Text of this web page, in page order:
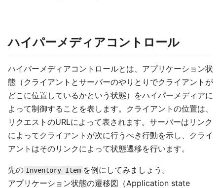
ハイパーメディアコントロール
ハイパーメディアコントロールとは、アプリケーション状
態（クライアントとサーバーのやりとりでクライアントが
どこに位置しているかという状態）をハイパーメディアに
よって制御することを表します。クライアントの位置は、
リクエストのURLによって表されます。サーバーはリンク
によってクライアントが次に行うべき行動を示し、クライ
アントはそのリンクによって状態遷移を行います。
先の Inventory Item を例にしてみましょう。
アプリケーション状態の遷移図（Application state